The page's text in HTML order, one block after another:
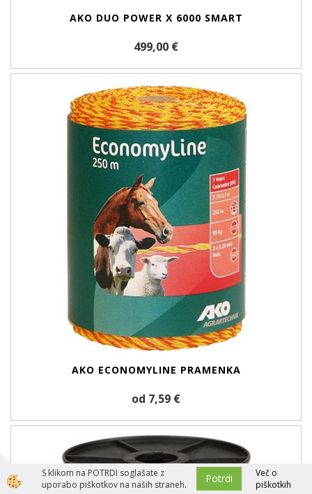
AKO DUO POWER X 6000 SMART
499,00 €
AKO ECONOMYLINE PRAMENKA
od 7,59 €
S klikom na POTRDI soglašate z
uporabo piškotkov na naših straneh.
Potrdi
Več o
piškotkih